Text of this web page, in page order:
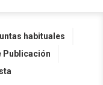
habituales
Publicación